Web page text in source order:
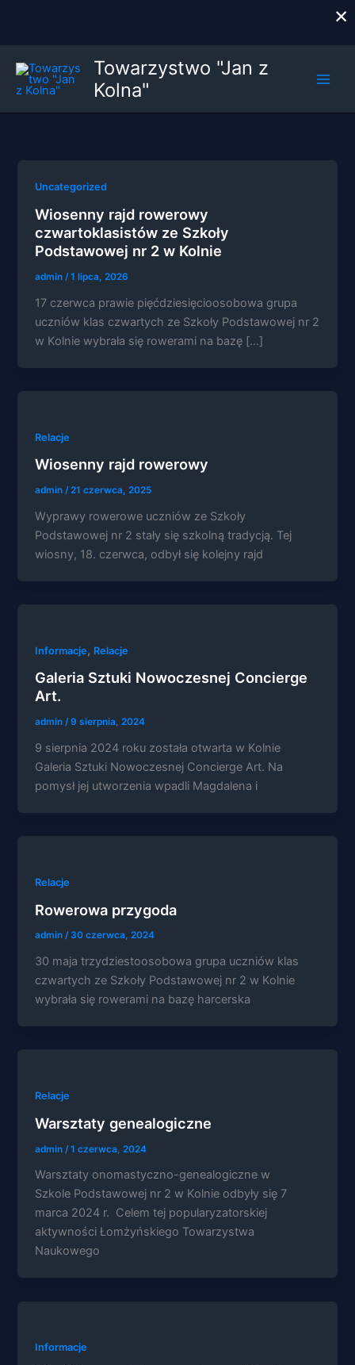
treści
Towarzystwo "Jan z
Kolna"
Uncategorized
Wiosenny rajd rowerowy
czwartoklasistów ze Szkoły
Podstawowej nr 2 w Kolnie
admin/1 lipca, 2026
17 czerwca prawie pięćdziesięcioosobowa grupa
uczniów klas czwartych ze Szkoły Podstawowej nr 2
w Kolnie wybrała się rowerami na bazę […]
Relacje
Wiosenny rajd rowerowy
admin/21 czerwca, 2025
Wyprawy rowerowe uczniów ze Szkoły
Podstawowej nr 2 stały się szkolną tradycją. Tej
wiosny, 18. czerwca, odbył się kolejny rajd
Informacje, Relacje
Galeria Sztuki Nowoczesnej Concierge
Art.
admin/9 sierpnia, 2024
9 sierpnia 2024 roku została otwarta w Kolnie
Galeria Sztuki Nowoczesnej Concierge Art. Na
pomysł jej utworzenia wpadli Magdalena i
Relacje
Rowerowa przygoda
admin/ 30 czerwca, 2024
30 maja trzydziestoosobowa grupa uczniów klas
czwartych ze Szkoły Podstawowej nr 2 w Kolnie
wybrała się rowerami na bazę harcerska
Relacje
Warsztaty genealogiczne
admin /1 czerwca, 2024
Warsztaty onomastyczno-genealogiczne w
Szkole Podstawowej nr 2 w Kolnie odbyły się 7
marca 2024 r. Celem tej popularyzatorskiej
aktywności Łomżyńskiego Towarzystwa
Naukowego
Informacje
×
Te pliki cookie
do
funkcjonowania
strony
internetowej.
i strukturę
strony
strona jest
te pliki cookie,
niektóre funkcje
znikną ze strony
internetowej.
podczas
zobaczenie
spersonalizowanych
treści i ofert.